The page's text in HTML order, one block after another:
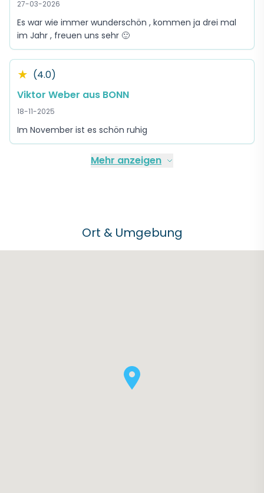
27-03-2026
Es war wie immer wunderschön , kommen ja drei mal
im Jahr , freuen uns sehr 🙂
★ (4.0)
Viktor Weber aus BONN
18-11-2025
Im November ist es schön ruhig
Mehr anzeigen
Ort & Umgebung